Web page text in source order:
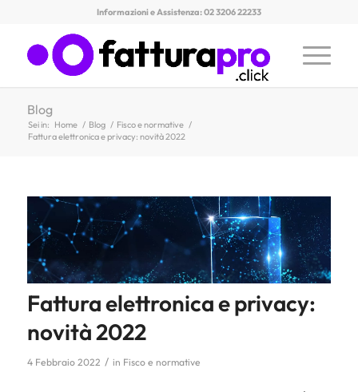
Informazioni e Assistenza: 02 3206 22233
Blog
Sei in: Home / Blog / Fisco e normative /
Fattura elettronica e privacy: novità 2022
Fattura elettronica e privacy:
novità 2022
4 Febbraio 2022 / in Fisco e normative